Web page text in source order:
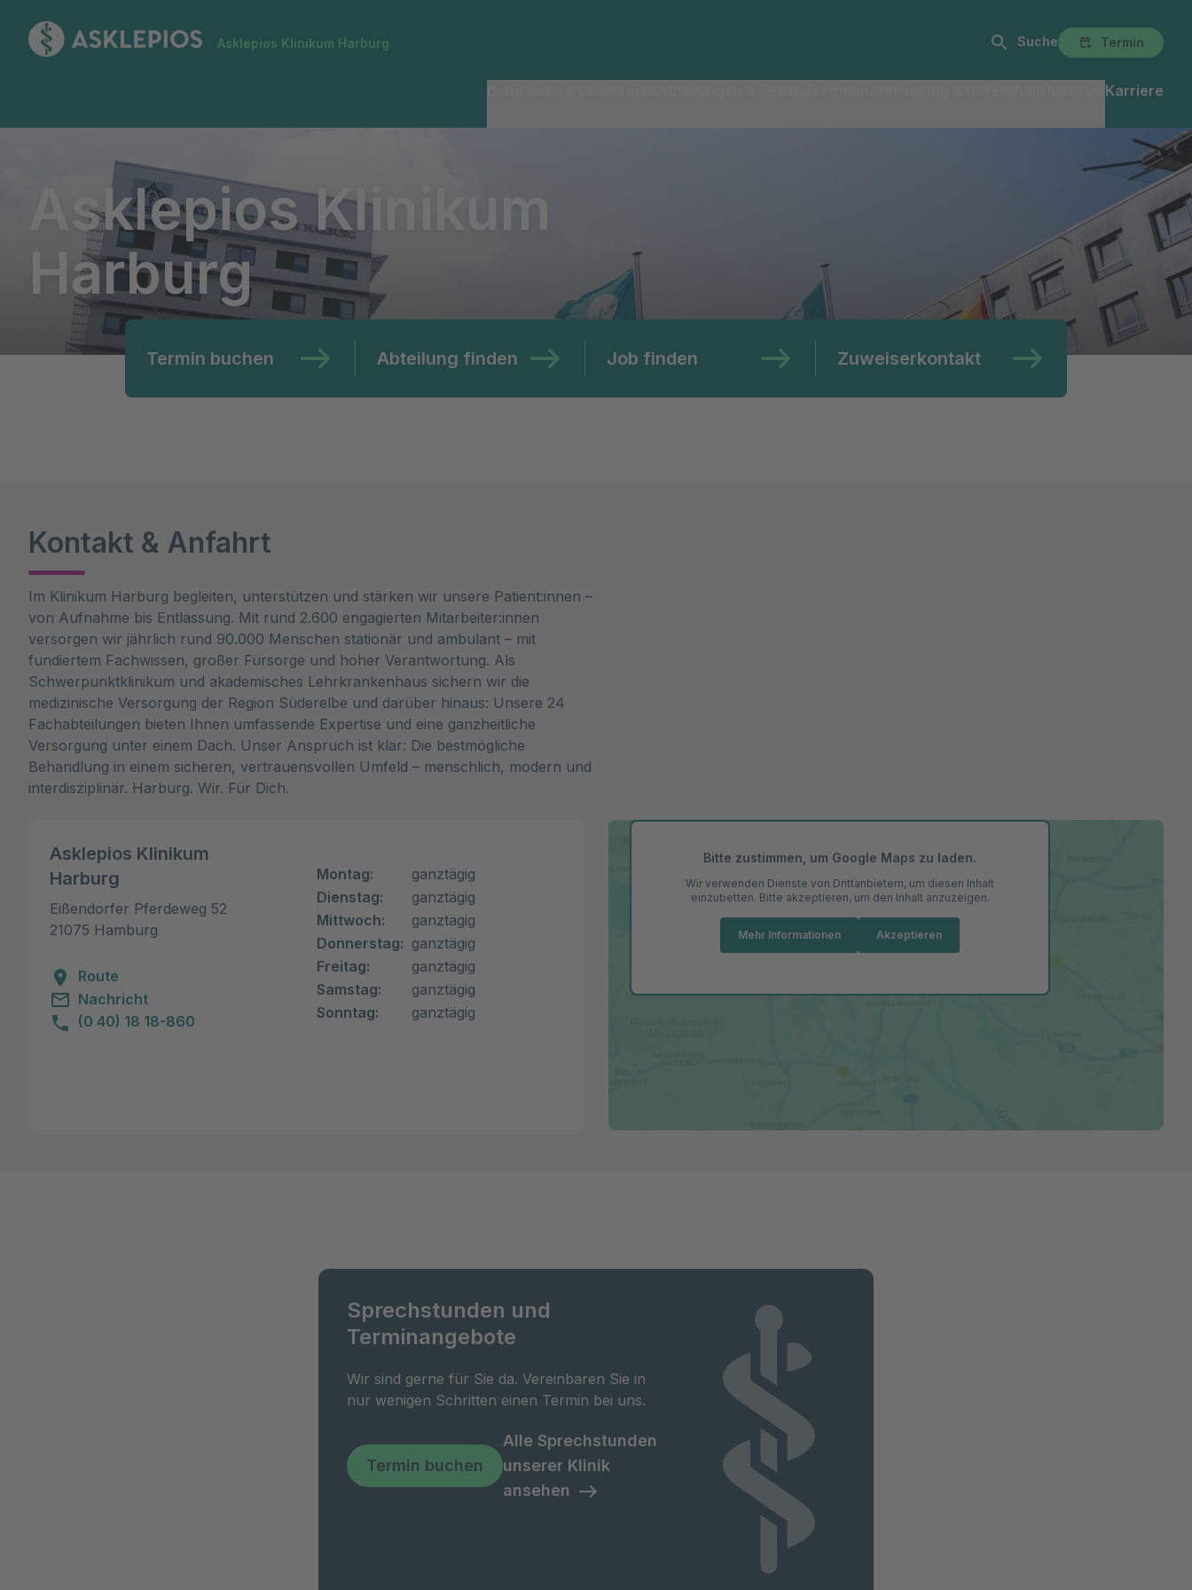
Asklepios Klinikum Harburg Suche Termin
Karriere
Asklepios Klinikum
Harburg
Termin buchen Abteilung finden Job finden Zuweiserkontakt
Bitte zustimmen, um Google Maps zu laden.
Wir verwenden Dienste von Drittanbietern, um diesen Inhalt
einzubetten. Bitte akzeptieren, um den Inhalt anzuzeigen.
Mehr Informationen Akzeptieren
Kontakt & Anfahrt
Im Klinikum Harburg begleiten, unterstützen und stärken wir unsere Patient:innen –
von Aufnahme bis Entlassung. Mit rund 2.600 engagierten Mitarbeiter:innen
versorgen wir jährlich rund 90.000 Menschen stationär und ambulant – mit
fundiertem Fachwissen, großer Fürsorge und hoher Verantwortung. Als
Schwerpunktklinikum und akademisches Lehrkrankenhaus sichern wir die
medizinische Versorgung der Region Süderelbe und darüber hinaus: Unsere 24
Fachabteilungen bieten Ihnen umfassende Expertise und eine ganzheitliche
Versorgung unter einem Dach. Unser Anspruch ist klar: Die bestmögliche
Behandlung in einem sicheren, vertrauensvollen Umfeld – menschlich, modern und
interdisziplinär. Harburg. Wir. Für Dich.
Asklepios Klinikum
Harburg
Eißendorfer Pferdeweg 52
21075 Hamburg
Route
Nachricht
(0 40) 18 18-860
Montag:
ganztägig
Dienstag:
ganztägig
Mittwoch:
ganztägig
Donnerstag: ganztägig
Freitag:
ganztägig
Samstag:
ganztägig
Sonntag:
ganztägig
Sprechstunden und
Terminangebote
Wir sind gerne für Sie da. Vereinbaren Sie in
nur wenigen Schritten einen Termin bei uns.
Termin buchen
Alle Sprechstunden
unserer Klinik
ansehen